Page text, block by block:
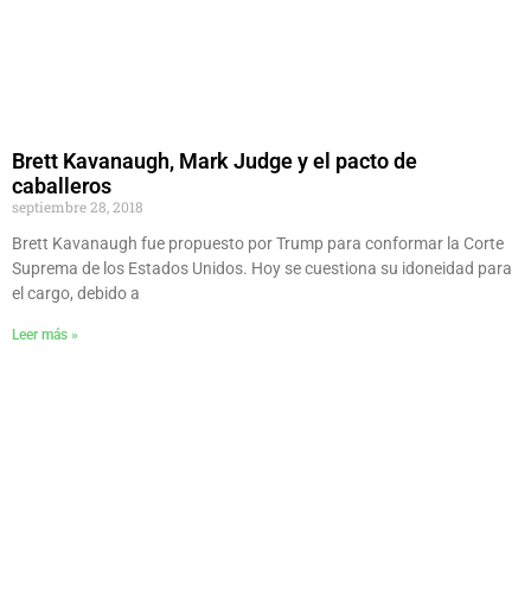
Brett Kavanaugh, Mark Judge y el pacto de
caballeros
septiembre 28, 2018
Brett Kavanaugh fue propuesto por Trump para conformar la Corte
Suprema de los Estados Unidos. Hoy se cuestiona su idoneidad para
el cargo, debido a
Leer más »